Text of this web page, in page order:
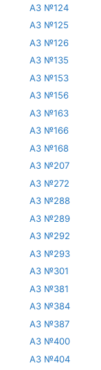
АЗ №124
АЗ №125
АЗ №126
АЗ №135
АЗ №153
АЗ №156
АЗ №163
АЗ №166
АЗ №168
АЗ №207
АЗ №272
АЗ №288
АЗ №289
АЗ №292
АЗ №293
АЗ №301
АЗ №381
АЗ №384
АЗ №387
АЗ №400
АЗ №404